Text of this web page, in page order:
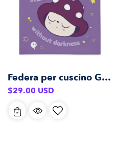
Federa per cuscino Gloomy Premium 22x22 pollici
Prezzo
listino
$29.00 USD